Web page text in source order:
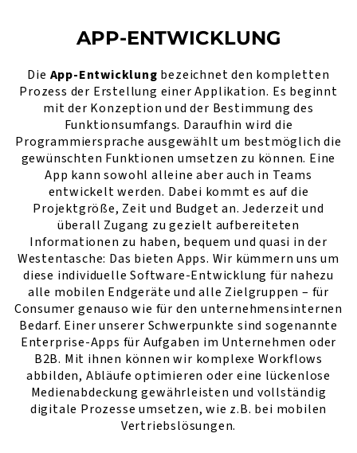
APP-ENTWICKLUNG
Die App-Entwicklung bezeichnet den kompletten
Prozess der Erstellung einer Applikation. Es beginnt
mit der Konzeption und der Bestimmung des
Funktionsumfangs. Daraufhin wird die
Programmiersprache ausgewählt um bestmöglich die
gewünschten Funktionen umsetzen zu können. Eine
App kann sowohl alleine aber auch in Teams
entwickelt werden. Dabei kommt es auf die
Projektgröße, Zeit und Budget an. Jederzeit und
überall Zugang zu gezielt aufbereiteten
Informationen zu haben, bequem und quasi in der
Westentasche: Das bieten Apps. Wir kümmern uns um
diese individuelle Software-Entwicklung für nahezu
alle mobilen Endgeräte und alle Zielgruppen – für
Consumer genauso wie für den unternehmensinternen
Bedarf. Einer unserer Schwerpunkte sind sogenannte
Enterprise-Apps für Aufgaben im Unternehmen oder
B2B. Mit ihnen können wir komplexe Workflows
abbilden, Abläufe optimieren oder eine lückenlose
Medienabdeckung gewährleisten und vollständig
digitale Prozesse umsetzen, wie z.B. bei mobilen
Vertriebslösungen.